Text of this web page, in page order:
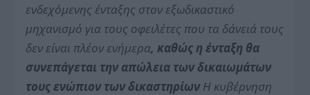
ενδεχόμενης ένταξης στον εξωδικαστικό
μηχανισμό για τους οφειλέτες που τα δάνειά τους
δεν είναι πλέον ενήμερα, καθώς η ένταξη θα
συνεπάγεται την απώλεια των δικαιωμάτων
τους ενώπιον των δικαστηρίων Η κυβέρνηση